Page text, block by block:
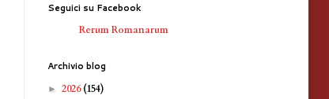
Seguici su Facebook
Rerum Romanarum
Archivio blog
► 2026(154)